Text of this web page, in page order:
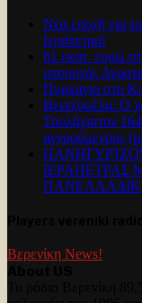
Νέα εποχή για
Ιεράπετρα!
61 εκατ. ευρώ
υπουργός
Πυρκαγια στο
Βενεζουέλα: Ο
Τουλάχιστον
αγνοούμενους
ΙΕΡΑΠΕΤΡΑΣ
Βερενίκη News!